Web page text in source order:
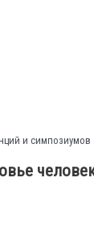
и симпозиумов